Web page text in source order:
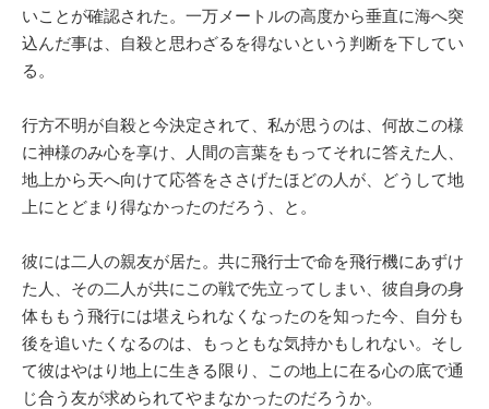
いことが確認された。一万メートルの高度から垂直に海へ突
込んだ事は、自殺と思わざるを得ないという判断を下してい
る。
行方不明が自殺と今決定されて、私が思うのは、何故この様
に神様のみ心を享け、人間の言葉をもってそれに答えた人、
地上から天へ向けて応答をささげたほどの人が、どうして地
上にとどまり得なかったのだろう、と。
彼には二人の親友が居た。共に飛行士で命を飛行機にあずけ
た人、その二人が共にこの戦で先立ってしまい、彼自身の身
体ももう飛行には堪えられなくなったのを知った今、自分も
後を追いたくなるのは、もっともな気持かもしれない。そし
て彼はやはり地上に生きる限り、この地上に在る心の底で通
じ合う友が求められてやまなかったのだろうか。